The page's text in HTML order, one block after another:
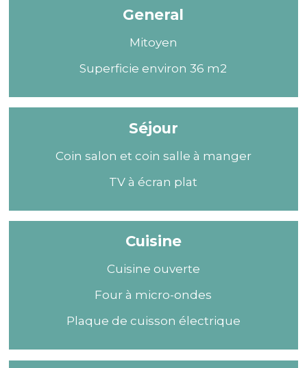
General
Mitoyen
Superficie environ 36 m2
Séjour
Coin salon et coin salle à manger
TV à écran plat
Cuisine
Cuisine ouverte
Four à micro-ondes
Plaque de cuisson électrique